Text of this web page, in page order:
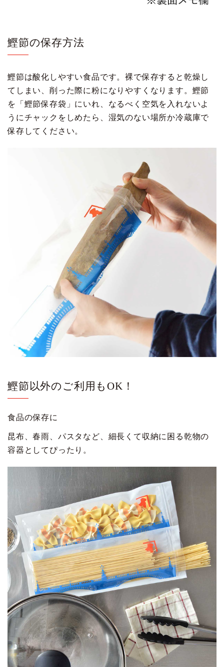
鰹節の保存方法
鰹節は酸化しやすい食品です。裸で保存すると乾燥し
てしまい、削った際に粉になりやすくなります。鰹節
を「鰹節保存袋」にいれ、なるべく空気を入れないよ
うにチャックをしめたら、湿気のない場所か冷蔵庫で
保存してください。
鰹節以外のご利用もOK！
食品の保存に
昆布、春雨、パスタなど、細長くて収納に困る乾物の
容器としてぴったり。